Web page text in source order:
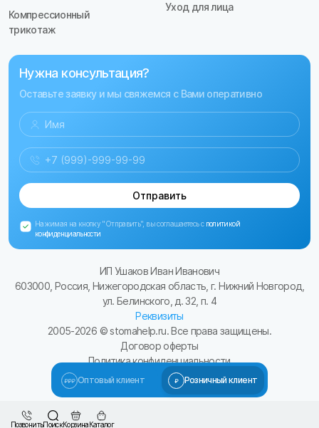
Компрессионный
трикотаж
Уход для лица
Нужна консультация?
Оставьте заявку и мы свяжемся с Вами оперативно
Отправить
Нажимая на кнопку "Отправить", вы соглашаетесь с политикой
конфиденциальности
ИП Ушаков Иван Иванович
603000, Россия, Нижегородская область, г. Нижний Новгород,
ул. Белинского, д. 32, п. 4
Реквизиты
2005-2026 © stomahelp.ru. Все права защищены.
Договор оферты
Политика конфиденциальности
Сайт разработал Kulibin-it.ru
Оптовый клиент Розничный клиент
ПозвонитьПоискКорзинаКаталог